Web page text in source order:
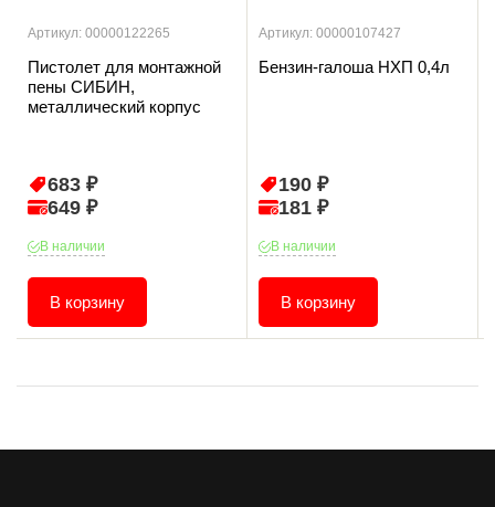
Артикул: 00000122265
Пистолет для монтажной
пены СИБИН,
металлический корпус
683 ₽
649 ₽
В наличии
В корзину
Артикул: 00000107427
Бензин-галоша НХП 0,4л
190 ₽
181 ₽
В наличии
В корзину